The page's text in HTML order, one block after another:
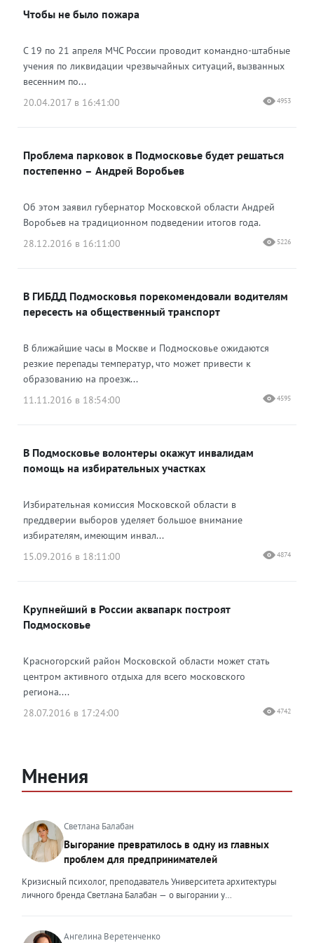
Чтобы не было пожара
С 19 по 21 апреля МЧС России проводит командно-штабные
учения по ликвидации чрезвычайных ситуаций, вызванных
весенним по...
20.04.2017 в 16:41:00
4953
Проблема парковок в Подмосковье будет решаться
постепенно – Андрей Воробьев
Об этом заявил губернатор Московской области Андрей
Воробьев на традиционном подведении итогов года.
28.12.2016 в 16:11:00
5226
В ГИБДД Подмосковья порекомендовали водителям
пересесть на общественный транспорт
В ближайшие часы в Москве и Подмосковье ожидаются
резкие перепады температур, что может привести к
образованию на проезж...
11.11.2016 в 18:54:00
4595
В Подмосковье волонтеры окажут инвалидам
помощь на избирательных участках
Избирательная комиссия Московской области в
преддверии выборов уделяет большое внимание
избирателям, имеющим инвал...
15.09.2016 в 18:11:00
4874
Крупнейший в России аквапарк построят
Подмосковье
Красногорский район Московской области может стать
центром активного отдыха для всего московского
региона....
28.07.2016 в 17:24:00
4742
Мнения
Светлана Балабан
Выгорание превратилось в одну из главных
проблем для предпринимателей
Кризисный психолог, преподаватель Университета архитектуры
личного бренда Светлана Балабан — о выгорании у
проблемой, однако выгорание у предпринимателей заметно
Ангелина Веретенченко